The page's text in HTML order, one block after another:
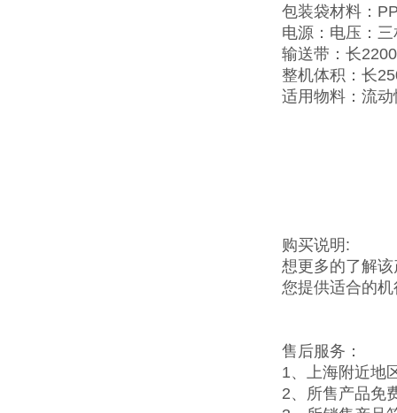
包装袋材料：
电源：电压：
输送带：长
整机体积：长
适用物料：流
购买说明:
想更多的了解
您提供适合的
售后服务：
1、上海附近地
2、所售产品免